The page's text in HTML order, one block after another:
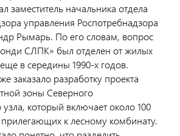
заместитель начальника отдела
управления Роспотребнадзора
Рымарь. По его словам, вопрос
СЛПК» был отделен от жилых
в середины 1990-х годов.
заказало разработку проекта
зоны Северного
который включает около 100
к лесному комбинату.